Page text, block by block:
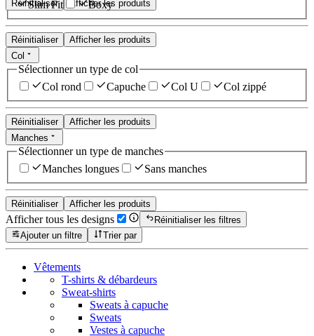
Réinitialiser Afficher les produits
Slim Fit Boxy
Réinitialiser
Afficher les produits
Col
Sélectionner un type de col
Col rond
Capuche Col U Col zippé
Réinitialiser
Afficher les produits
Manches
Sélectionner un type de manches
Manches longues
Sans manches
Réinitialiser Afficher les produits
Afficher tous les designs
Réinitialiser les filtres
Ajouter un filtre
Trier par
Vêtements
T-shirts & débardeurs
Sweat-shirts
Sweats à capuche
Sweats
Vestes à capuche